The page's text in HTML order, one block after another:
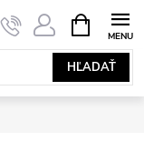
HĽADAŤ
KOŠÍK